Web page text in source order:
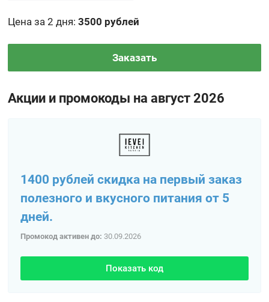
Цена за 2 дня:3500 рублей
Заказать
Акции и промокоды на август 2026
1400 рублей скидка на первый заказ
полезного и вкусного питания от 5
дней.
Промокод активен до: 30.09.2026
Показать код